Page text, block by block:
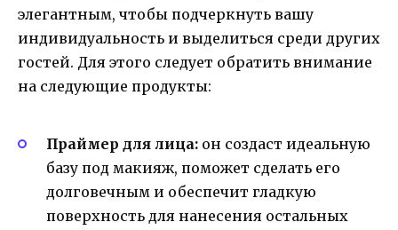
элегантным, чтобы подчеркнуть вашу
индивидуальность и выделиться среди других
гостей. Для этого следует обратить внимание
на следующие продукты:
Праймер для лица: он создаст идеальную
базу под макияж, поможет сделать его
долговечным и обеспечит гладкую
поверхность для нанесения остальных